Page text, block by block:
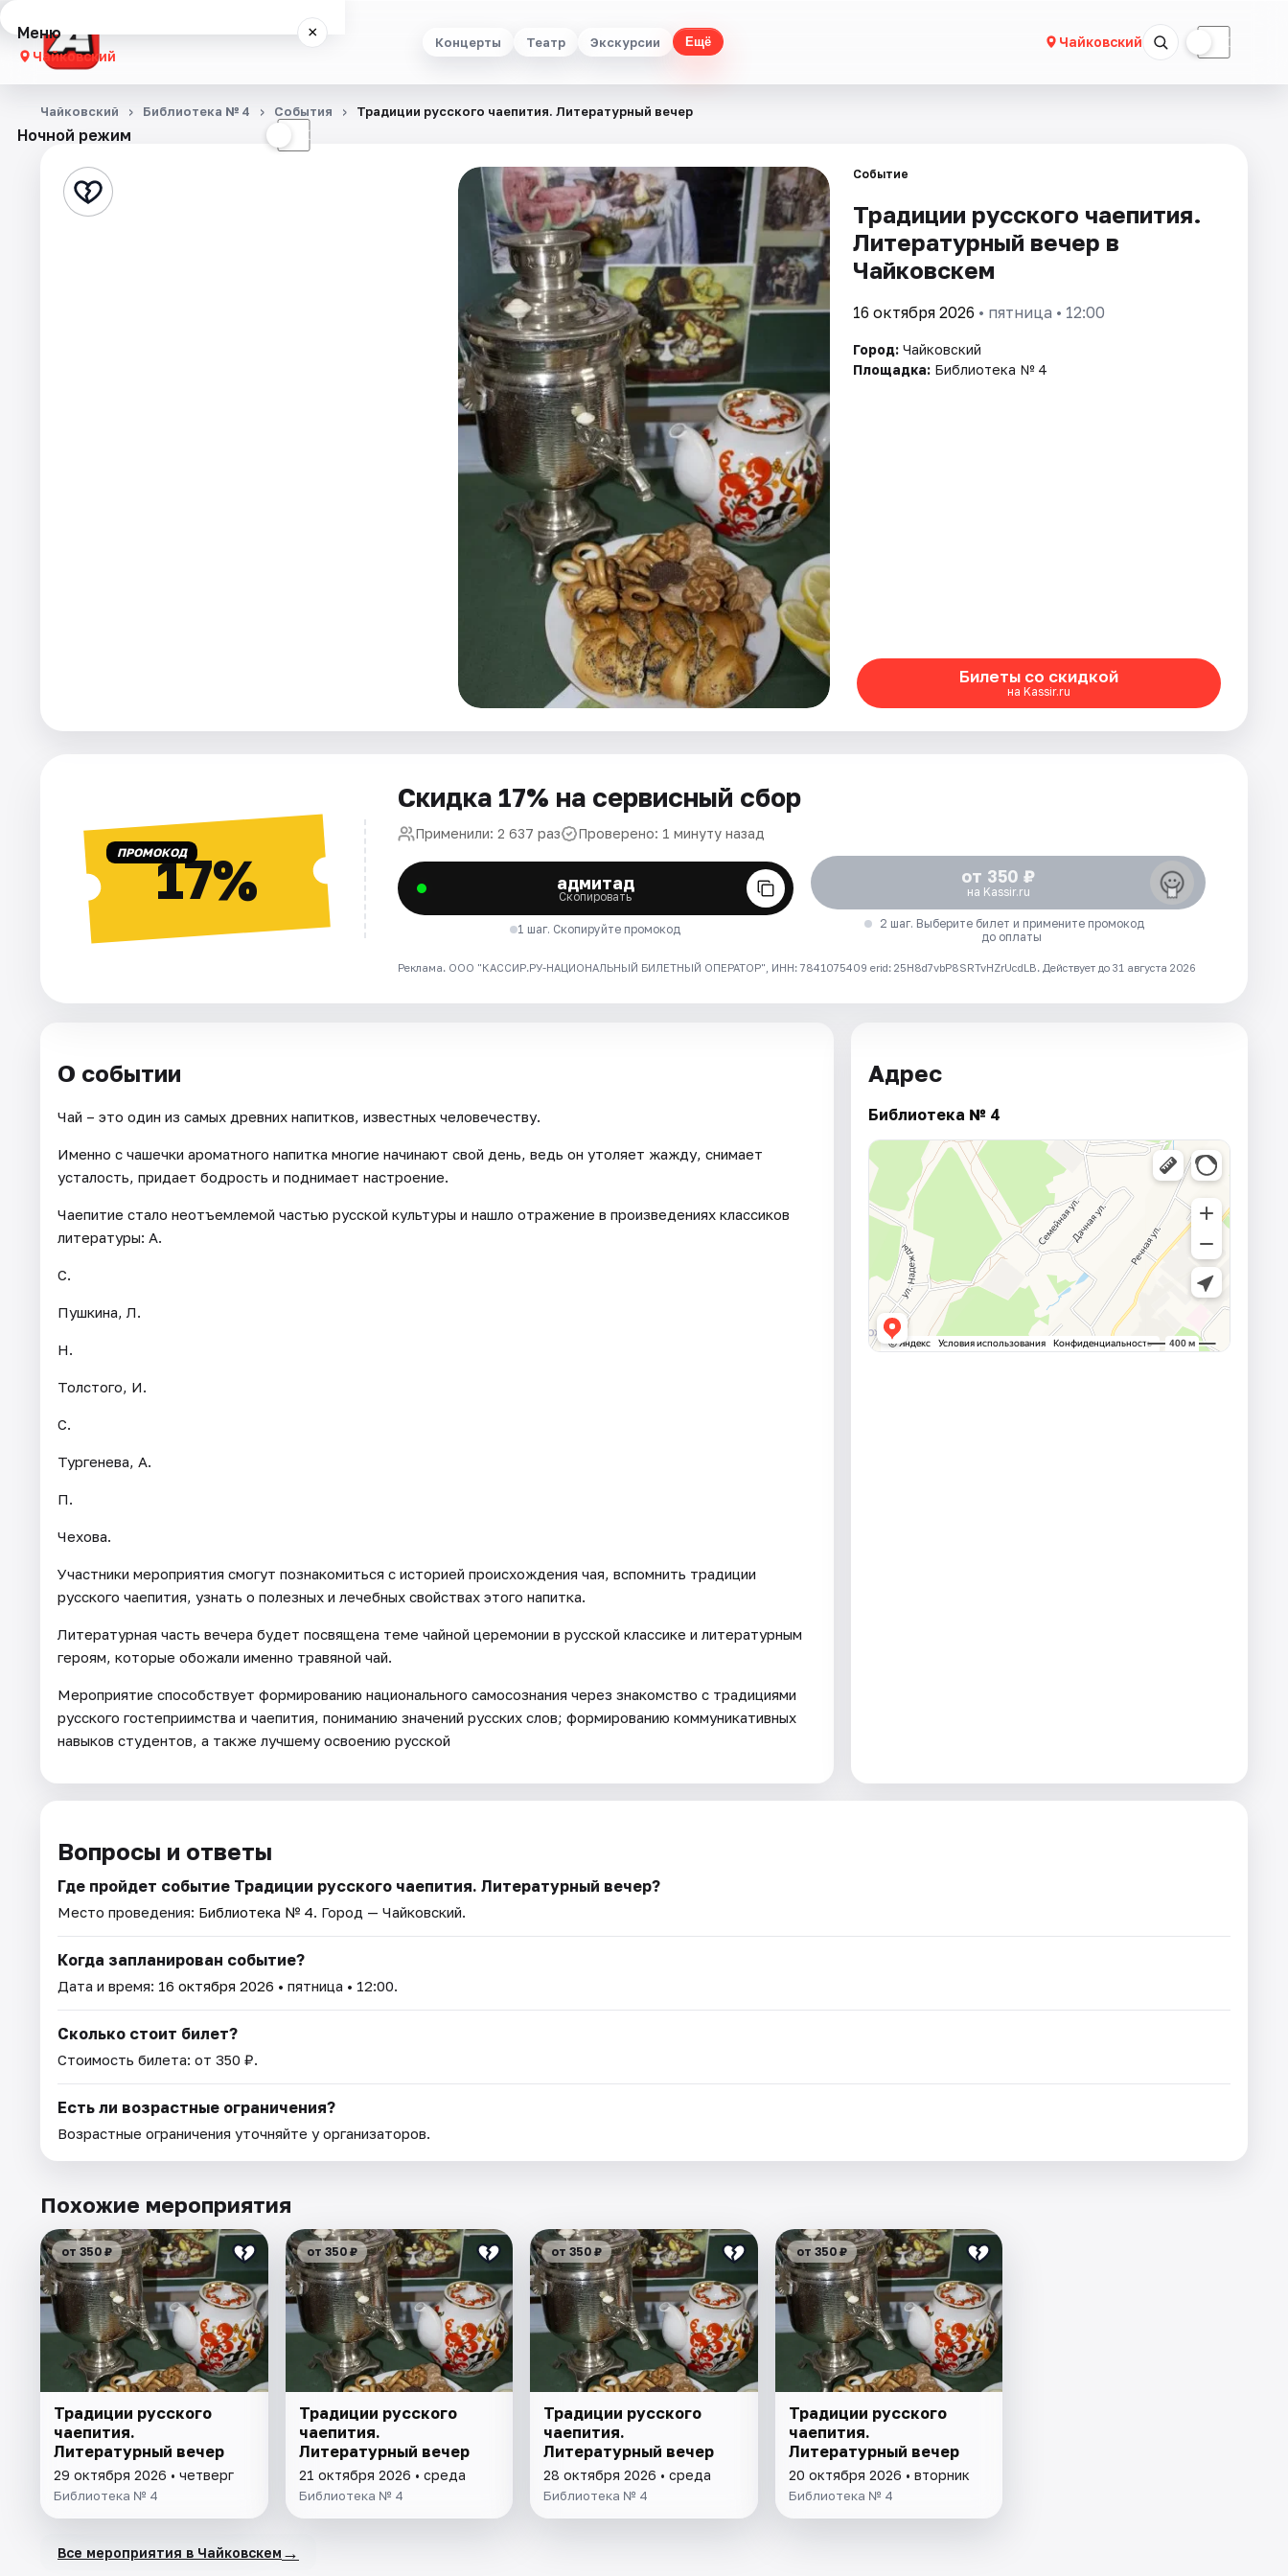
Концерты Театр Экскурсии Ещё Чайковский ☾
Меню ×
Чайковский
Концерты
Экскурсии
Ночной режим ☾
Чайковский Библиотека № 4 События Традиции русского чаепития. Литературный вечер
Событие
Традиции русского чаепития.
Литературный вечер в
Чайковскем
16 октября 2026 • пятница • 12:00
Город: Чайковский
Площадка: Библиотека № 4
Билеты со скидкой
на Kassir.ru
ПРОМОКОД17%
Скидка 17% на сервисный сбор
Применили: 2 637 раз Проверено: 1 минуту назад
адмитад
Скопировать
1 шаг. Скопируйте промокод
от 350 ₽
на Kassir.ru
2 шаг. Выберите билет и примените промокод
до оплаты
Реклама. ООО "КАССИР.РУ-НАЦИОНАЛЬНЫЙ БИЛЕТНЫЙ ОПЕРАТОР", ИНН: 7841075409 erid: 25H8d7vbP8SRTvHZrUcdLB. Действует до 31 августа 2026
О событии
Чай – это один из самых древних напитков, известных человечеству.
Именно с чашечки ароматного напитка многие начинают свой день, ведь он утоляет жажду, снимает
усталость, придает бодрость и поднимает настроение.
Чаепитие стало неотъемлемой частью русской культуры и нашло отражение в произведениях классиков
литературы: А.
С.
Пушкина, Л.
Н.
Толстого, И.
С.
Тургенева, А.
П.
Чехова.
Участники мероприятия смогут познакомиться с историей происхождения чая, вспомнить традиции
русского чаепития, узнать о полезных и лечебных свойствах этого напитка.
Литературная часть вечера будет посвящена теме чайной церемонии в русской классике и литературным
героям, которые обожали именно травяной чай.
Мероприятие способствует формированию национального самосознания через знакомство с традициями
русского гостеприимства и чаепития, пониманию значений русских слов; формированию коммуникативных
навыков студентов, а также лучшему освоению русской
Адрес
Библиотека № 4
Вопросы и ответы
Где пройдет событие Традиции русского чаепития. Литературный вечер?
Место проведения: Библиотека № 4. Город — Чайковский.
Когда запланирован событие?
Дата и время: 16 октября 2026 • пятница • 12:00.
Сколько стоит билет?
Стоимость билета: от 350 ₽.
Есть ли возрастные ограничения?
Возрастные ограничения уточняйте у организаторов.
Похожие мероприятия
от 350 ₽
Традиции русского
чаепития.
Литературный вечер
29 октября 2026 • четверг
Библиотека № 4
от 350 ₽
Традиции русского
чаепития.
Литературный вечер
21 октября 2026 • среда
Библиотека № 4
от 350 ₽
Традиции русского
чаепития.
Литературный вечер
28 октября 2026 • среда
Библиотека № 4
от 350 ₽
Традиции русского
чаепития.
Литературный вечер
20 октября 2026 • вторник
Библиотека № 4
Все мероприятия в Чайковскем →